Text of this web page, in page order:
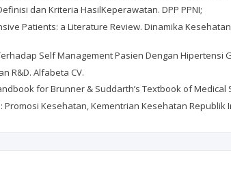
dan Kriteria HasilKeperawatan. DPP PPNI;
Patients: a Literature Review. Dinamika
Self Management Pasien Dengan
R&D. Alfabeta CV.
for Brunner & Suddarth’s Textbook of Medical
Kesehatan, Kementrian Kesehatan Republik